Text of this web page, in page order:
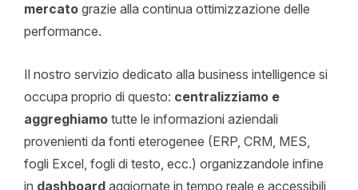
mercato grazie alla continua ottimizzazione delle
performance.
Il nostro servizio dedicato alla business intelligence si
occupa proprio di questo: centralizziamo e
aggreghiamo tutte le informazioni aziendali
provenienti da fonti eterogenee (ERP, CRM, MES,
fogli Excel, fogli di testo, ecc.) organizzandole infine
in dashboard aggiornate in tempo reale e accessibili